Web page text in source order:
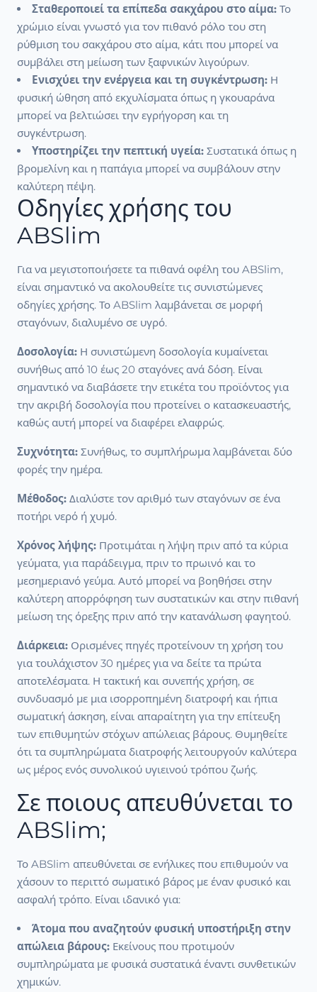
Σταθεροποιεί τα επίπεδα σακχάρου στο αίμα: Το
χρώμιο είναι γνωστό για τον πιθανό ρόλο του στη
ρύθμιση του σακχάρου στο αίμα, κάτι που μπορεί να
συμβάλει στη μείωση των ξαφνικών λιγούρων.
Ενισχύει την ενέργεια και τη συγκέντρωση: Η
φυσική ώθηση από εκχυλίσματα όπως η γκουαράνα
μπορεί να βελτιώσει την εγρήγορση και τη
συγκέντρωση.
Υποστηρίζει την πεπτική υγεία: Συστατικά όπως η
βρομελίνη και η παπάγια μπορεί να συμβάλουν στην
καλύτερη πέψη.
Οδηγίες χρήσης του
ABSlim
Για να μεγιστοποιήσετε τα πιθανά οφέλη του ABSlim,
είναι σημαντικό να ακολουθείτε τις συνιστώμενες
οδηγίες χρήσης. Το ABSlim λαμβάνεται σε μορφή
σταγόνων, διαλυμένο σε υγρό.
Δοσολογία: Η συνιστώμενη δοσολογία κυμαίνεται
συνήθως από 10 έως 20 σταγόνες ανά δόση. Είναι
σημαντικό να διαβάσετε την ετικέτα του προϊόντος για
την ακριβή δοσολογία που προτείνει ο κατασκευαστής,
καθώς αυτή μπορεί να διαφέρει ελαφρώς.
Συχνότητα: Συνήθως, το συμπλήρωμα λαμβάνεται δύο
φορές την ημέρα.
Μέθοδος: Διαλύστε τον αριθμό των σταγόνων σε ένα
ποτήρι νερό ή χυμό.
Χρόνος λήψης: Προτιμάται η λήψη πριν από τα κύρια
γεύματα, για παράδειγμα, πριν το πρωινό και το
μεσημεριανό γεύμα. Αυτό μπορεί να βοηθήσει στην
καλύτερη απορρόφηση των συστατικών και στην πιθανή
μείωση της όρεξης πριν από την κατανάλωση φαγητού.
Διάρκεια: Ορισμένες πηγές προτείνουν τη χρήση του
για τουλάχιστον 30 ημέρες για να δείτε τα πρώτα
αποτελέσματα. Η τακτική και συνεπής χρήση, σε
συνδυασμό με μια ισορροπημένη διατροφή και ήπια
σωματική άσκηση, είναι απαραίτητη για την επίτευξη
των επιθυμητών στόχων απώλειας βάρους. Θυμηθείτε
ότι τα συμπληρώματα διατροφής λειτουργούν καλύτερα
ως μέρος ενός συνολικού υγιεινού τρόπου ζωής.
Σε ποιους απευθύνεται το
ABSlim;
Το ABSlim απευθύνεται σε ενήλικες που επιθυμούν να
χάσουν το περιττό σωματικό βάρος με έναν φυσικό και
ασφαλή τρόπο. Είναι ιδανικό για:
Άτομα που αναζητούν φυσική υποστήριξη στην
απώλεια βάρους: Εκείνους που προτιμούν
συμπληρώματα με φυσικά συστατικά έναντι συνθετικών
χημικών.